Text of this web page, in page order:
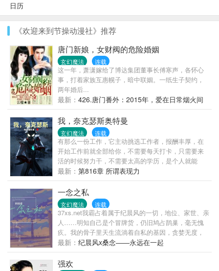
日历
《欢迎来到节操动漫社》推荐
唐门新娘，女财阀的危险婚姻
玄幻魔法 连载
这一年，萧潇嫁给了博达集团董事长傅寒声，各怀心
事，打着家族互惠幌子，暗中联姻。一纸生子契约，
两年婚后...
最新： 426.唐门番外：2015年，爱在日常烟火间
（下）
我，奈克瑟斯奥特曼
玄幻魔法 连载
有那么一份工作，它主动挑选工作者，报酬丰厚，在
开始工作前就全部给你，不需要每天打卡，只需要来
活的时候努力干，不需要太高的学历，是个人就能
做。什么工作？奥特曼。林潜：“我是人，也是奈克瑟
斯奥特曼。”（封面漫画家之神）世界观独立，没有关
于奥特曼的电视，之后会与有其他奥特曼客串，但不
多，不喜勿入。
最新： 第816章 所谓表现力
一念之私
玄幻魔法 连载
37xs.net我霸占着属于纪晨风的一切，地位、家世、亲
人……明知自己是个冒牌货，仍旧鸠占鹊巢，毫无愧
疚。我的骨子里天生流淌着自私的基因，贪婪无度，
qianshuge.com卑鄙无耻，什么都想要，什么都要有，
并且……不打算改变。***一念善，一念恶；一念贪，
一念错。当混蛋拥有了爱人的能力，或许就是老天对
最新： 纪晨风x桑念——永远在一起
强欢